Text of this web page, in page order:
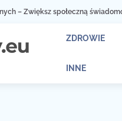
świadomość dzięki Google Ads
ZDROWIE
INNE